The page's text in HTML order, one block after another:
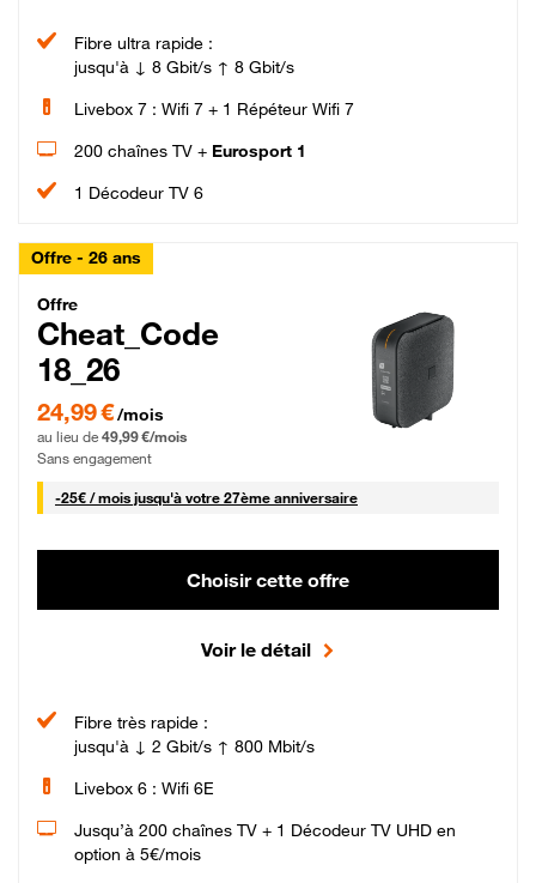
Fibre ultra rapide :
jusqu'à ↓ 8 Gbit/s ↑ 8 Gbit/s
Livebox 7 : Wifi 7 + 1 Répéteur Wifi 7
200 chaînes TV + Eurosport 1
1 Décodeur TV 6
Offre - 26 ans
Cheat_Code Fibre_18_26
Offre
Cheat_Code
18_26
24,99 € par mois pendant 0 mois puis 49,99 € par mois, Sans engagement
24,99 €/mois
au lieu de 49,99 €/mois
Sans engagement
-25€ / mois25 € par mois
jusqu'à votre 27ème anniversaire
Choisir cette offre
Voir le détail
Fibre très rapide :
jusqu'à ↓ 2 Gbit/s ↑ 800 Mbit/s
Livebox 6 : Wifi 6E
Jusqu’à 200 chaînes TV + 1 Décodeur TV UHD en
option à 5€/mois